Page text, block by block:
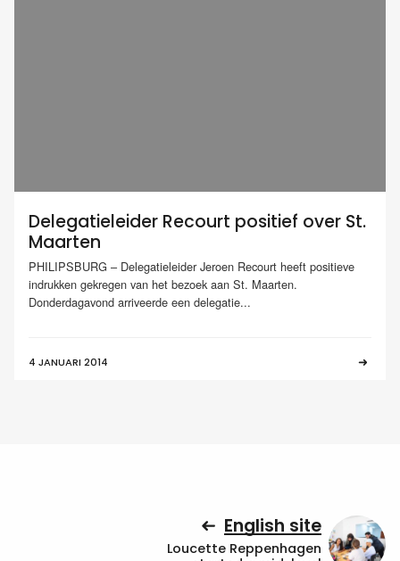
Delegatieleider Recourt positief over St.
Maarten
PHILIPSBURG – Delegatieleider Jeroen Recourt heeft positieve
indrukken gekregen van het bezoek aan St. Maarten.
Donderdagavond arriveerde een delegatie...
4 JANUARI 2014
English site
Loucette Reppenhagen